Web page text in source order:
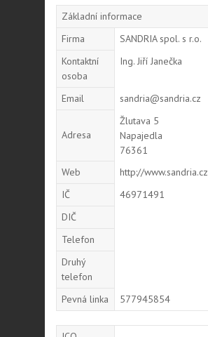
Základní informace
Firma
SANDRIA spol. s r.o.
Kontaktní
osoba
Ing. Jiří Janečka
Email sandria@sandria.cz
Adresa
Žlutava 5
Napajedla
76361
Web
http://www.sandria.cz
IČ
46971491
DIČ
Telefon
Druhý
telefon
Pevná linka
577945854